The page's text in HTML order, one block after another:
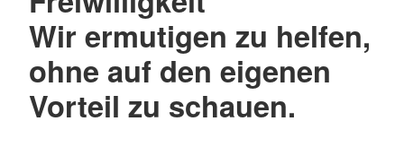
Wir ermutigen zu helfen,
ohne auf den eigenen
Vorteil zu schauen.